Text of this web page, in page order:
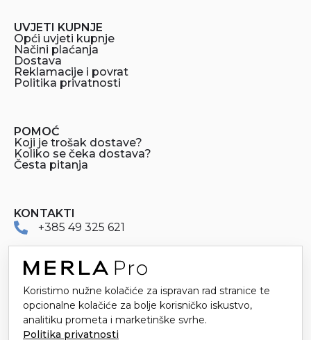
UVJETI KUPNJE
Opći uvjeti kupnje
Načini plaćanja
Dostava
Reklamacije i povrat
Politika privatnosti
POMOĆ
Koji je trošak dostave?
Koliko se čeka dostava?
Česta pitanja
KONTAKTI
+385 49 325 621
merlapro@merla.hr
Dr. Stanka Pinjuha 16
49214 Veliko Trgovišće
Koristimo nužne kolačiće za ispravan rad stranice te
opcionalne kolačiće za bolje korisničko iskustvo,
analitiku prometa i marketinške svrhe.
Politika privatnosti